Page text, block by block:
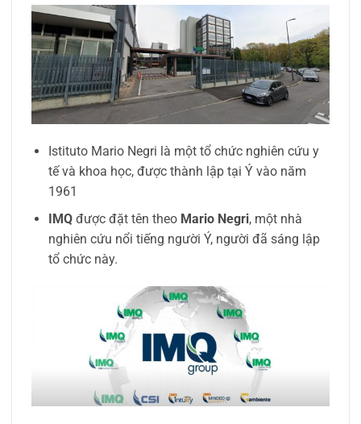
Istituto Mario Negri là một tổ chức nghiên cứu y
tế và khoa học, được thành lập tại Ý vào năm
1961
IMQđược đặt tên theo Mario Negri, một nhà
nghiên cứu nổi tiếng người Ý, người đã sáng lập
tổ chức này.